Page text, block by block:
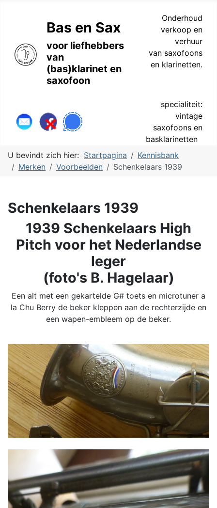
Bas en Sax
voor liefhebbers
van
(bas)klarinet en
saxofoon
Onderhoud
verkoop en
verhuur
van saxofoons
en klarinetten.
specialiteit:
vintage
saxofoons en
basklarinetten
U bevindt zich hier: Startpagina
Kennisbank
Merken
Voorbeelden Schenkelaars 1939
Schenkelaars 1939
1939 Schenkelaars High
Pitch voor het Nederlandse
leger
(foto's B. Hagelaar)
Een alt met een gekartelde G# toets en microtuner a
la Chu Berry de beker kleppen aan de rechterzijde en
een wapen-embleem op de beker.